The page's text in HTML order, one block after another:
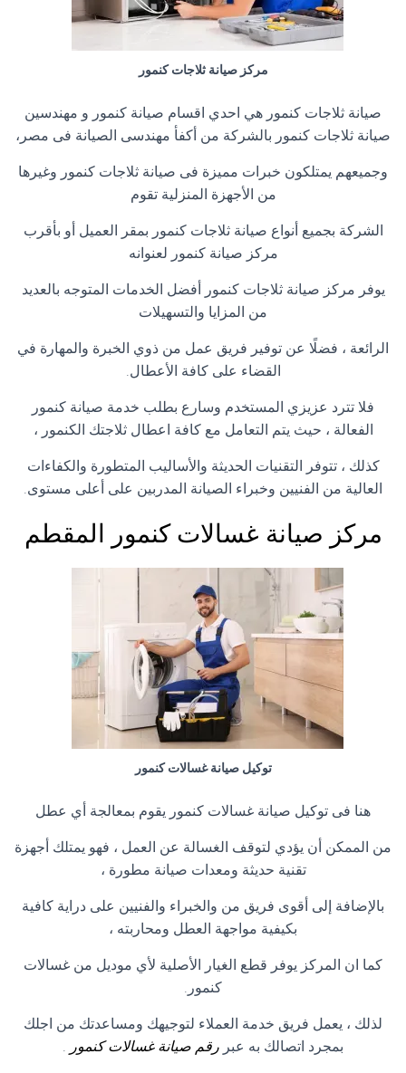
مركز صيانة ثلاجات كنمور
صيانة ثلاجات كنمور هي احدي اقسام صيانة كنمور و مهندسين
صيانة ثلاجات كنمور بالشركة من أكفأ مهندسى الصيانة فى مصر،
وجميعهم يمتلكون خبرات مميزة فى صيانة ثلاجات كنمور وغيرها
من الأجهزة المنزلية تقوم
الشركة بجميع أنواع صيانة ثلاجات كنمور بمقر العميل أو بأقرب
مركز صيانة كنمور لعنوانه
يوفر مركز صيانة ثلاجات كنمور أفضل الخدمات المتوجه بالعديد
من المزايا والتسهيلات
الرائعة ، فضلًا عن توفير فريق عمل من ذوي الخبرة والمهارة في
القضاء على كافة الأعطال.
فلا تترد عزيزي المستخدم وسارع بطلب خدمة صيانة كنمور
الفعالة ، حيث يتم التعامل مع كافة اعطال ثلاجتك الكنمور ،
كذلك ، تتوفر التقنيات الحديثة والأساليب المتطورة والكفاءات
العالية من الفنيين وخبراء الصيانة المدربين على أعلى مستوى.
مركز صيانة غسالات كنمور المقطم
توكيل صيانة غسالات كنمور
هنا فى توكيل صيانة غسالات كنمور يقوم بمعالجة أي عطل
من الممكن أن يؤدي لتوقف الغسالة عن العمل ، فهو يمتلك أجهزة
تقنية حديثة ومعدات صيانة مطورة ،
بالإضافة إلى أقوى فريق من والخبراء والفنيين على دراية كافية
بكيفية مواجهة العطل ومحاربته ،
كما ان المركز يوفر قطع الغيار الأصلية لأي موديل من غسالات
كنمور.
لذلك ، يعمل فريق خدمة العملاء لتوجيهك ومساعدتك من اجلك
بمجرد اتصالك به عبر رقم صيانة غسالات كنمور .